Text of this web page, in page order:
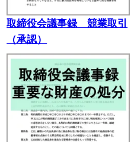
取締役会議事録 競業取引
（承認）